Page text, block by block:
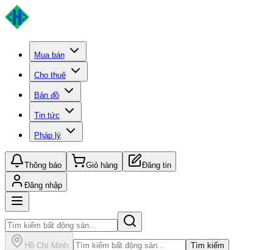
Mua bán
Cho thuê
Bản đồ
Tin tức
Pháp lý
Thông báo Giỏ hàng Đăng tin
Đăng nhập
Hồ Chí Minh Tìm kiếm